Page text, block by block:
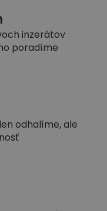
inzerátov
poradíme
odhalíme, ale